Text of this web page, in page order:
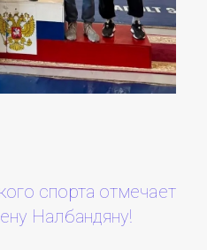
спорта отмечает
Налбандяну!